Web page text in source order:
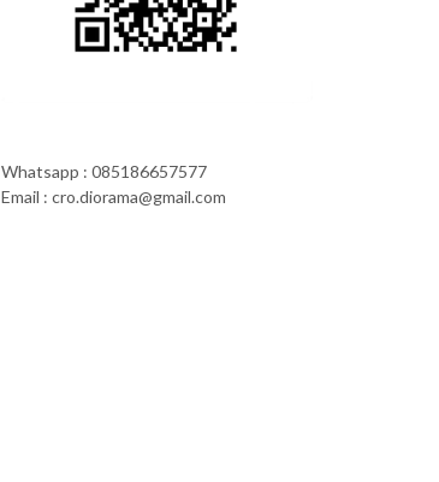
Whatsapp : 085186657577
Email : cro.diorama@gmail.com